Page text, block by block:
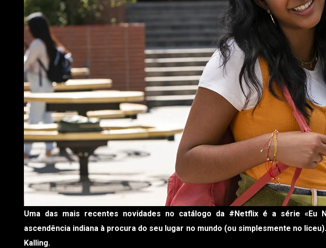
Uma das mais recentes novidades no catálogo da #Netflixé a série «Eu
ascendência indiana à procura do seu lugar no mundo (ou simplesmente no
Kalling.